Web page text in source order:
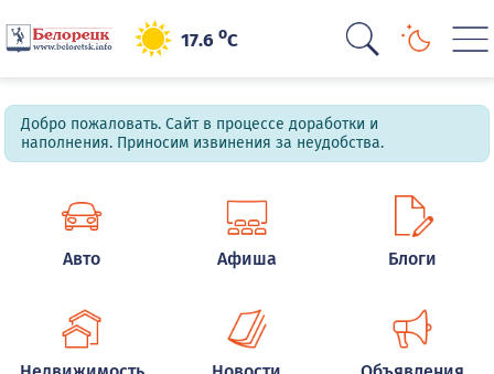
17.6oC
Добро пожаловать. Сайт в процессе доработки и
наполнения. Приносим извинения за неудобства.
Авто Афиша Блоги